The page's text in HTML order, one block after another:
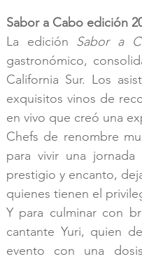
Sabor a Cabo edición
La edición Sabor a
gastronómico,
California Sur. Los
exquisitos vinos de
en vivo que creó una
Chefs de renombre
para vivir una
prestigio y encanto,
quienes tienen el
Y para culminar con
cantante Yuri, quien
evento con una